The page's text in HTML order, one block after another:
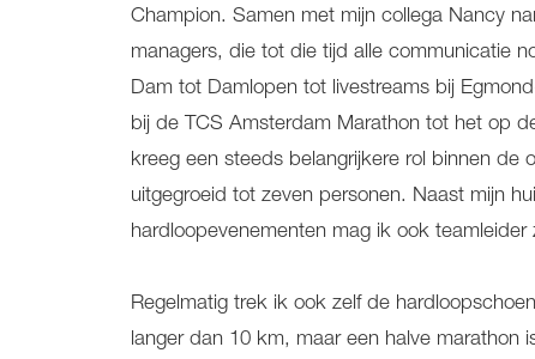
Champion. Samen met mijn collega Nancy
managers, die tot die tijd alle communicatie
Dam tot Damlopen tot livestreams bij
bij de TCS Amsterdam Marathon tot het op
kreeg een steeds belangrijkere rol binnen de
uitgegroeid tot zeven personen. Naast mijn
hardloopevenementen mag ik ook teamleider
Regelmatig trek ik ook zelf de
langer dan 10 km, maar een halve marathon